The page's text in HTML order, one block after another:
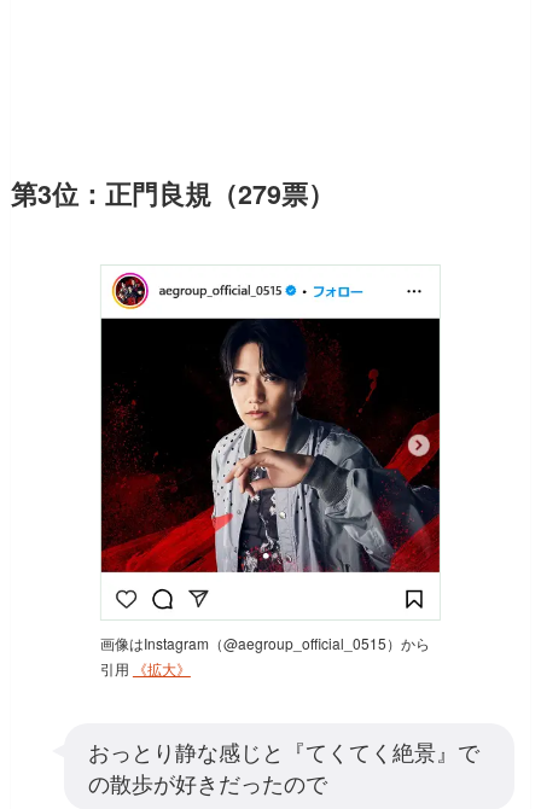
第3位：正門良規（279票）
画像はInstagram（@aegroup_official_0515）から
引用
《拡大》
おっとり静な感じと『てくてく絶景』で
の散歩が好きだったので